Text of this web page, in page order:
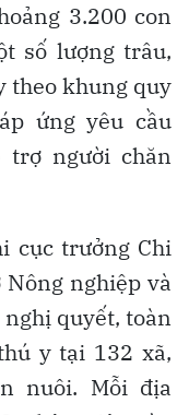
3.200 con
số lượng trâu,
theo khung quy
ứng yêu cầu
người chăn
cục trưởng Chi
Nông nghiệp và
quyết, toàn
y tại 132 xã,
nuôi. Mỗi địa